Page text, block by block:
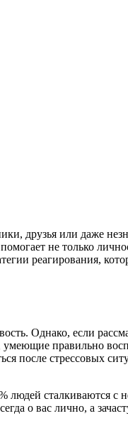
друзья или даже
не только
реагирования,
Однако, если
правильно
после стрессовых
людей сталкиваются
о вас лично, а